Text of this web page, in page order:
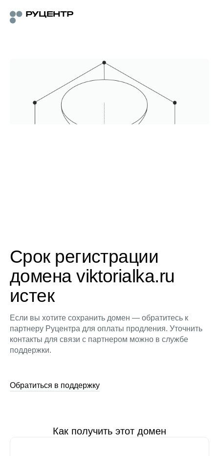
Срок регистрации
домена viktorialka.ru
истек
Если вы хотите сохранить домен — обратитесь к
партнеру Руцентра для оплаты продления. Уточнить
контакты для связи с партнером можно в службе
поддержки.
Обратиться в поддержку
Как получить этот домен